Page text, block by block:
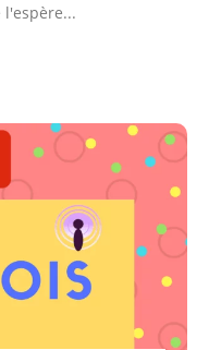
l'espère...